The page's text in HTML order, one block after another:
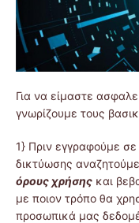
Για να είμαστε
γνωρίζουμε τους
1} Πριν εγγραφούμε σε
δικτύωσης
όρους χρήσης και
με ποιον τρόπο θα
προσωπικά μας